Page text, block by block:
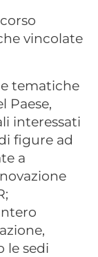
vincolate
tematiche
Paese,
interessati
figure ad
a
le sedi